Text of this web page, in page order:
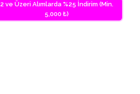
2 ve Üzeri Alımlarda %25 İndirim (Min.
5,000 ₺)